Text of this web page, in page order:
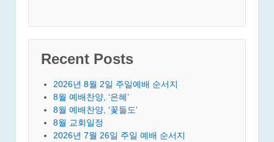
Recent Posts
2026년 8월 2일 주일예배 순서지
8월 예배찬양, ‘은혜’
8월 예배찬양, ‘꽃들도’
8월 교회일정
2026년 7월 26일 주일 예배 순서지